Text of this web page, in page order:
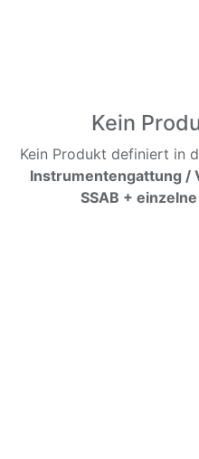
Kein
Kein Produkt definiert in
Instrumentengattung /
SSAB +